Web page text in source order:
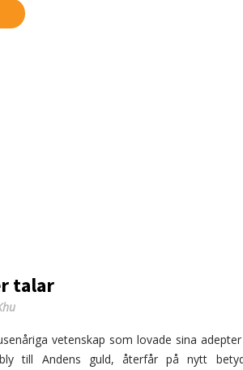
talar
vetenskap som lovade sina
bly till Andens guld, återfår på nytt